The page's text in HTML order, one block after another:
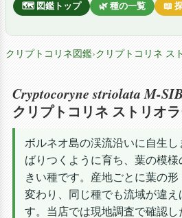
🗺️ 図鑑トップ 🌿 種の一覧 📖
クリプトコリネ図鑑›クリプトコリネ ス
Cryptocoryne striolata M-
クリプトコリネ ストリオ
ボルネオ島の渓流沿いに自生
ばりつくように育ち、葉の模
きい種です。産地ごとに葉の形
変わり、同じ種でも流域が違え
す。当店では現地調査で確認